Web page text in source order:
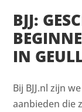
BJJ:
IN
Bij BJJ.nl zijn
aanbieden die